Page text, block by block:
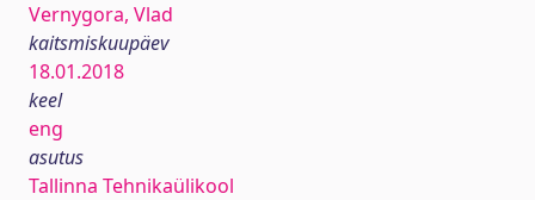
Vernygora, Vlad
kaitsmiskuupäev
18.01.2018
keel
eng
asutus
Tallinna Tehnikaülikool